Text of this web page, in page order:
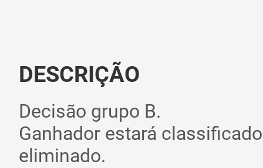
DESCRIÇÃO
Decisão grupo B.
Ganhador estará
eliminado.